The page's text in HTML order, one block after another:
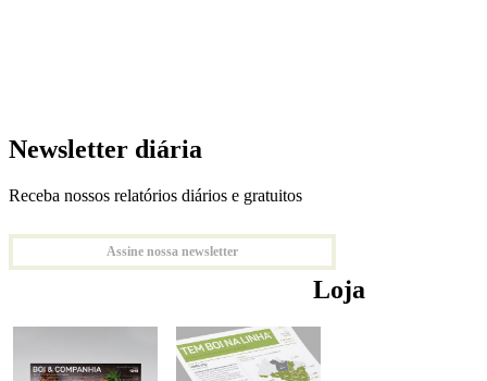
Newsletter diária
Receba nossos relatórios diários e gratuitos
Assine nossa newsletter
Loja